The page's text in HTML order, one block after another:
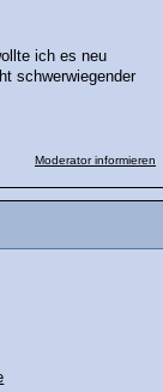
ich es neu
schwerwiegender
Moderator informieren